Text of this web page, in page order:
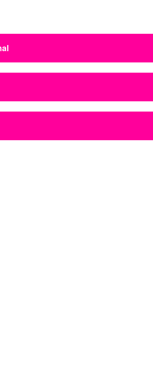
- dreptul de liberă practică 2013
Psihologia Transporturilor; Psihologia
Formării Psihologilor în
Serviciilor Universitatea București 2014 -